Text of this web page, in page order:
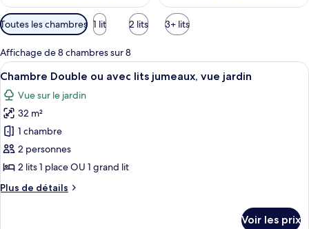
Filtres
disponibles
pour
les
chambres
Toutes les chambres 1 lit 2 lits 3+ lits
Affichage de 8 chambres sur 8
Afficher
toutes
les
photos
pour
ce
type
chambre :
Chambre Double ou avec lits
3
Chambre Double ou avec lits jumeaux, vue jardin
Vue sur le jardin
32 m²
1 chambre
2 personnes
2 lits 1 place OU 1 grand lit
Plus de détails
Plus
Voir les prix